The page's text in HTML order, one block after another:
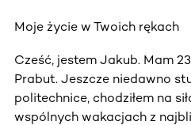
Moje życie w Twoich rękach
Cześć, jestem Jakub. Mam
Prabut. Jeszcze niedawno
politechnice, chodziłem na
wspólnych wakacjach z